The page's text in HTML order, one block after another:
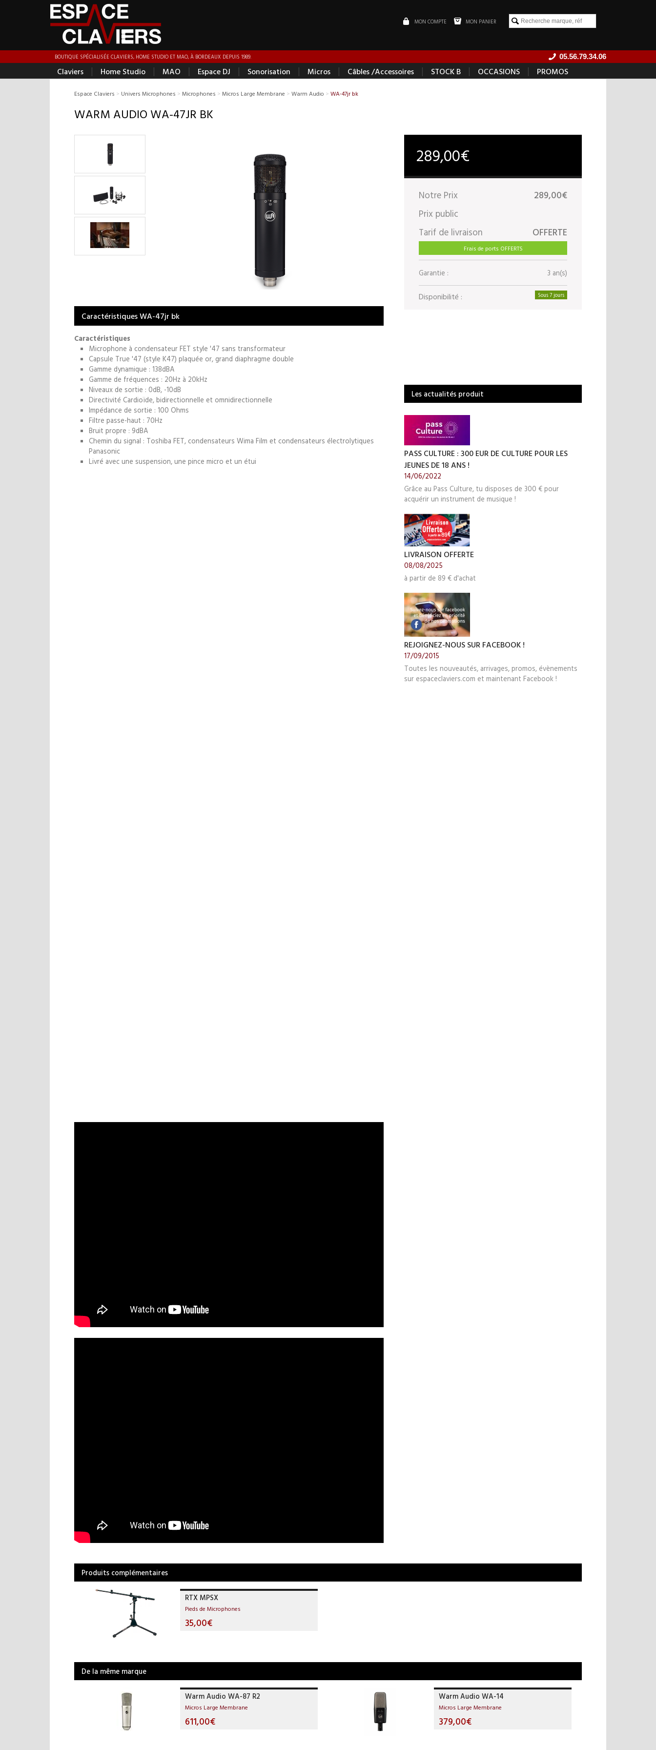
MON PANIER
MON COMPTE
05.56.79.34.06
BOUTIQUE SPÉCIALISÉE CLAVIERS, HOME STUDIO ET MAO, À BORDEAUX DEPUIS 1989.
Claviers | Home Studio | MAO | Espace DJ | Sonorisation | Micros | Câbles /Accessoires | STOCK B | OCCASIONS | PROMOS
Espace Claviers > Univers Microphones > Microphones > Micros Large Membrane > Warm Audio > WA-47jr bk
WARM AUDIO WA-47JR BK
289,00€
Notre Prix
289,00€
Prix public
Tarif de livraison
OFFERTE
Frais de ports OFFERTS
Garantie : 3 an(s)
Disponibilité : Sous 7 jours
Les actualités produit
PASS CULTURE : 300 EUR DE CULTURE POUR LES
JEUNES DE 18 ANS !
14/06/2022
Grâce au Pass Culture, tu disposes de 300 € pour
acquérir un instrument de musique !
LIVRAISON OFFERTE
08/08/2025
à partir de 89 € d'achat
REJOIGNEZ-NOUS SUR FACEBOOK !
17/09/2015
Toutes les nouveautés, arrivages, promos, évènements
sur espaceclaviers.com et maintenant Facebook !
Caractéristiques WA-47jr bk
Caractéristiques
Microphone à condensateur FET style '47 sans transformateur
Capsule True '47 (style K47) plaquée or, grand diaphragme double
Gamme dynamique : 138dBA
Gamme de fréquences : 20Hz à 20kHz
Niveaux de sortie : 0dB, -10dB
Directivité Cardioïde, bidirectionnelle et omnidirectionnelle
Impédance de sortie : 100 Ohms
Filtre passe-haut : 70Hz
Bruit propre : 9dBA
Chemin du signal : Toshiba FET, condensateurs Wima Film et condensateurs électrolytiques
Panasonic
Livré avec une suspension, une pince micro et un étui
Produits complémentaires
RTX MPSX
Pieds de Microphones
35,00€
De la même marque
Warm Audio WA-87 R2
Micros Large Membrane
611,00€
Warm Audio WA-14
Micros Large Membrane
379,00€